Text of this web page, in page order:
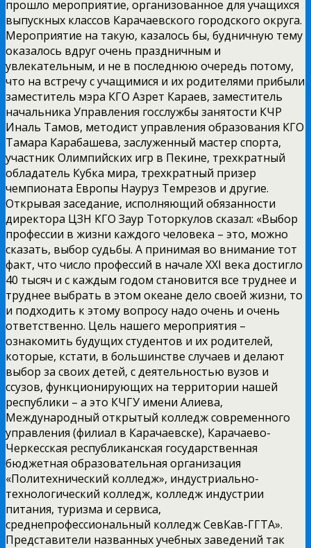
прошло мероприятие, организованное для учащихся
выпускных классов Карачаевского городского округа.
Мероприятие на такую, казалось бы, будничную тему
оказалось вдруг очень праздничным и
увлекательным, и не в последнюю очередь потому,
что на встречу с учащимися и их родителями прибыли
заместитель мэра КГО Азрет Караев, заместитель
начальника Управления госслужбы занятости КЧР
Иналь Тамов, методист управления образования КГО
Тамара Карабашева, заслуженный мастер спорта,
участник Олимпийских игр в Пекине, трехкратный
обладатель Кубка мира, трехкратный призер
чемпионата Европы Науруз Темрезов и другие.
Открывая заседание, исполняющий обязанности
директора ЦЗН КГО Заур Тоторкулов сказал: «Выбор
профессии в жизни каждого человека – это, можно
сказать, выбор судьбы. А принимая во внимание тот
факт, что число профессий в начале XXI века достигло
40 тысяч и с каждым годом становится все труднее и
труднее выбрать в этом океане дело своей жизни, то
и подходить к этому вопросу надо очень и очень
ответственно. Цель нашего мероприятия –
ознакомить будущих студентов и их родителей,
которые, кстати, в большинстве случаев и делают
выбор за своих детей, с деятельностью вузов и
ссузов, функционирующих на территории нашей
республики – а это КЧГУ имени Алиева,
Международный открытый колледж современного
управления (филиал в Карачаевске), Карачаево-
Черкесская республиканская государственная
бюджетная образовательная организация
«Политехнический колледж», индустриально-
технологический колледж, колледж индустрии
питания, туризма и сервиса,
среднепрофессиональный колледж СевКав-ГГТА».
Представители названных учебных заведений так